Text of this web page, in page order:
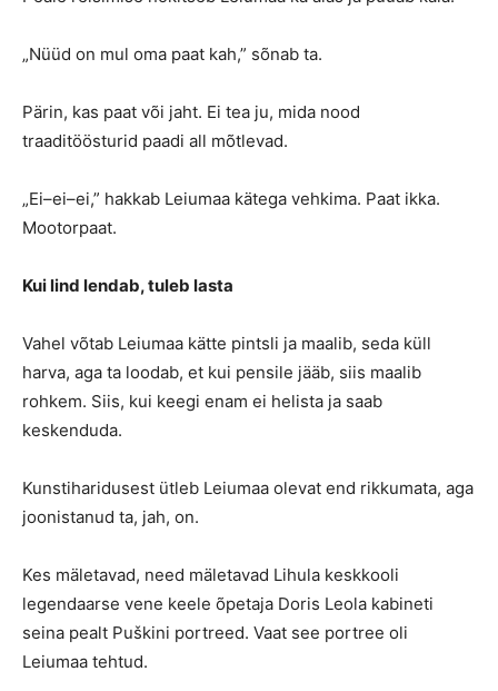
„Nüüd on mul oma paat kah,” sõnab ta.
Pärin, kas paat või jaht. Ei tea ju, mida nood
traaditöösturid paadi all mõtlevad.
„Ei–ei–ei,” hakkab Leiumaa kätega vehkima. Paat ikka.
Mootorpaat.
Kui lind lendab, tuleb lasta
Vahel võtab Leiumaa kätte pintsli ja maalib, seda küll
harva, aga ta loodab, et kui pensile jääb, siis maalib
rohkem. Siis, kui keegi enam ei helista ja saab
keskenduda.
Kunstiharidusest ütleb Leiumaa olevat end rikkumata, aga
joonistanud ta, jah, on.
Kes mäletavad, need mäletavad Lihula keskkooli
legendaarse vene keele õpetaja Doris Leola kabineti
seina pealt Puškini portreed. Vaat see portree oli
Leiumaa tehtud.